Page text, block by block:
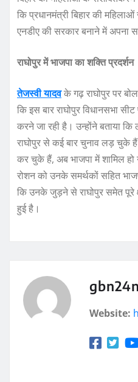
कि प्रधानमंत्री बिहार की
एनडीए की सरकार बनाने में अपना
राघोपुर में भाजपा का शक्ति प्रदर्शन
तेजस्वी यादवके गढ़ राघोपुर पर
कि इस बार राघोपुर विधानसभा
करने जा रही है। उन्होंने बताया कि
राघोपुर से कई बार चुनाव लड़ चुके हैं
कर चुके हैं, अब भाजपा में शामिल
रोशन को उनके समर्थकों सहित
कि उनके जुड़ने से राघोपुर समेत पूरे
हुई है।
Website: